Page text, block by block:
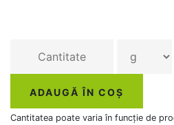
ADAUGĂ ÎN COȘ
Cantitatea poate varia în funcție de